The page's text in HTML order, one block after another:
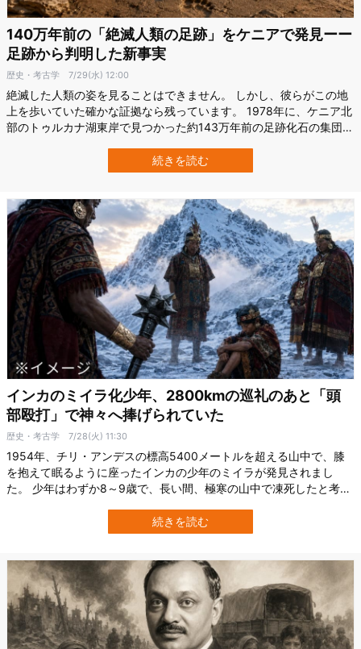
140万年前の「絶滅人類の足跡」をケニアで発見ーー
足跡から判明した新事実
歴史・考古学 7/29(水) 12:00
絶滅した人類の姿を見ることはできません。 しかし、彼らがこの地
上を歩いていた確かな証拠なら残っています。 1978年に、ケニア北
部のトゥルカナ湖東岸で見つかった約143万年前の足跡化石の集団。
のであることがわかりました。 さらに、米国チャタム大学
（Chatham University）らの最新研究で、パラントロプスは従来考
続きを読む
インカのミイラ化少年、2800kmの巡礼のあと「頭
部殴打」で神々へ捧げられていた
歴史・考古学 7/28(火) 11:30
1954年、チリ・アンデスの標高5400メートルを超える山中で、膝
を抱えて眠るように座ったインカの少年のミイラが発見されまし
た。 少年はわずか8～9歳で、長い間、極寒の山中で凍死したと考え
間に最大2800キロを移動し、最後は頭部に強い打撃を受けて神々へ
捧げられた可能性が浮かび上がったのです。 この研究は、スペイン
続きを読む